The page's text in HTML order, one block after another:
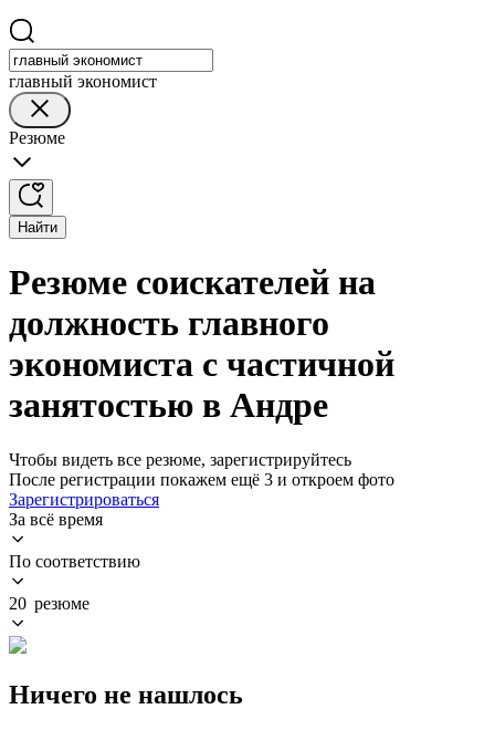
главный экономист
Резюме
Найти
Резюме соискателей на
должность главного
экономиста с частичной
занятостью в Андре
Чтобы видеть все резюме, зарегистрируйтесь
После регистрации покажем ещё 3 и откроем фото
Зарегистрироваться
За всё время
По соответствию
20 резюме
Ничего не нашлось